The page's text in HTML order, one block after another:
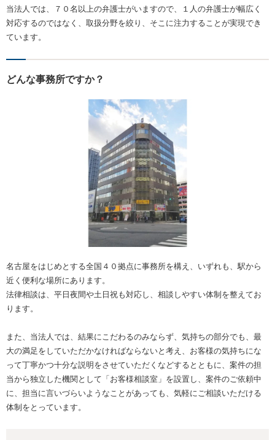
当法人では、７０名以上の弁護士がいますので、１人の弁護士が幅広く
対応するのではなく、取扱分野を絞り、そこに注力することが実現でき
ています。
どんな事務所ですか？
名古屋をはじめとする全国４０拠点に事務所を構え、いずれも、駅から
近く便利な場所にあります。
法律相談は、平日夜間や土日祝も対応し、相談しやすい体制を整えてお
ります。
また、当法人では、結果にこだわるのみならず、気持ちの部分でも、最
大の満足をしていただかなければならないと考え、お客様の気持ちにな
って丁寧かつ十分な説明をさせていただくなどするとともに、案件の担
当から独立した機関として「お客様相談室」を設置し、案件のご依頼中
に、担当に言いづらいようなことがあっても、気軽にご相談いただける
体制をとっています。